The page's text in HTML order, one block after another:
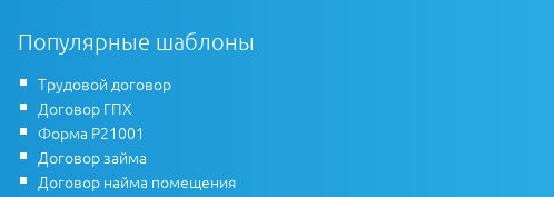
Популярные шаблоны
Трудовой договор
Договор ГПХ
Форма Р21001
Договор займа
Договор найма помещения